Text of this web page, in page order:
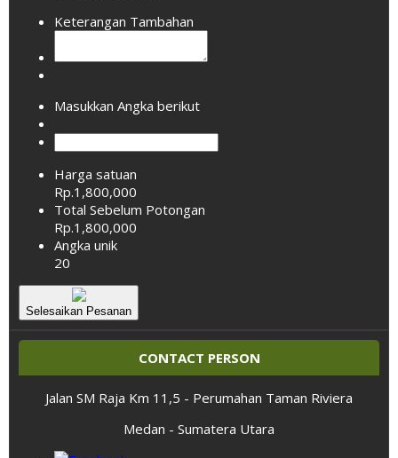
Keterangan Tambahan
Masukkan Angka berikut
Harga satuan
Rp.1,800,000
Total Sebelum Potongan
Rp.1,800,000
Angka unik
20
Selesaikan Pesanan
CONTACT PERSON
Jalan SM Raja Km 11,5 - Perumahan Taman Riviera
Medan - Sumatera Utara